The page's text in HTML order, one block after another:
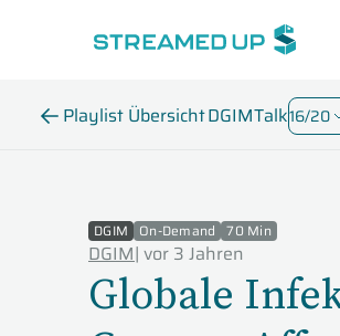
Playlist ÜbersichtDGIMTalk16/20
DGIM On-Demand 70 Min
DGIM| vor 3 Jahren
Globale